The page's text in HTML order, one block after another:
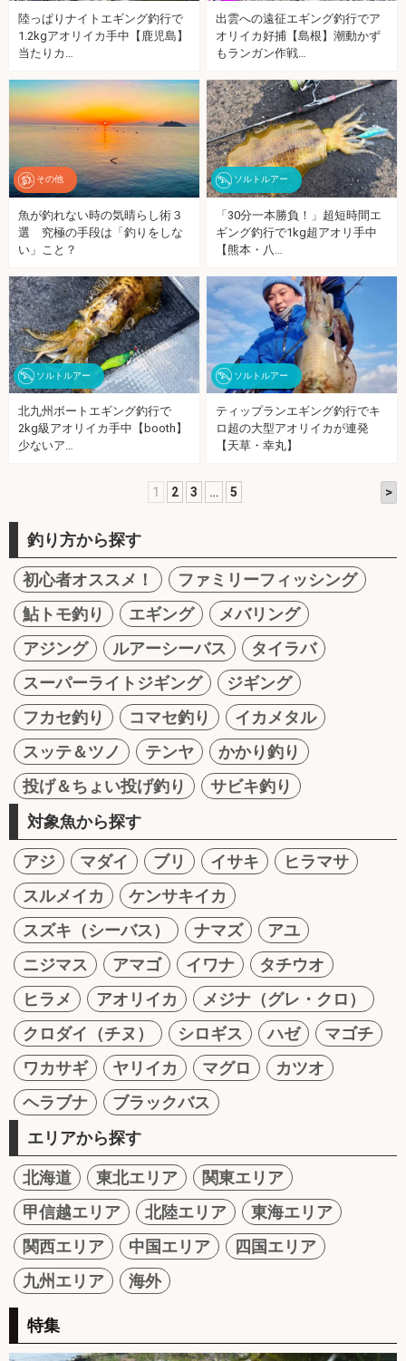
陸っぱりナイトエギング釣行で
1.2kgアオリイカ手中【鹿児島】
当たりカ…
出雲への遠征エギング釣行でア
オリイカ好捕【島根】潮動かず
もランガン作戦…
その他
魚が釣れない時の気晴らし術３
選 究極の手段は「釣りをしな
い」こと？
ソルトルアー
「30分一本勝負！」超短時間エ
ギング釣行で1kg超アオリ手中
【熊本・八…
ソルトルアー
北九州ボートエギング釣行で
2kg級アオリイカ手中【booth】
少ないア…
ソルトルアー
ティップランエギング釣行でキ
ロ超の大型アオリイカが連発
【天草・幸丸】
1 2 3 … 5 >
釣り方から探す
初心者オススメ！
ファミリーフィッシング
鮎トモ釣り
エギング
メバリング
アジング
ルアーシーバス
タイラバ
スーパーライトジギング
ジギング
フカセ釣り
コマセ釣り
イカメタル
スッテ＆ツノ
テンヤ
かかり釣り
投げ＆ちょい投げ釣り
サビキ釣り
対象魚から探す
アジ マダイ ブリ イサキ
ヒラマサ
スルメイカ
ケンサキイカ
スズキ（シーバス）
ナマズ
アユ
ニジマス
アマゴ イワナ
タチウオ
ヒラメ
アオリイカ
メジナ（グレ・クロ）
クロダイ（チヌ）
シロギス ハゼ
マゴチ
ワカサギ
ヤリイカ マグロ
カツオ
ヘラブナ
ブラックバス
エリアから探す
北海道 東北エリア
関東エリア
甲信越エリア
北陸エリア
東海エリア
関西エリア
中国エリア
四国エリア
九州エリア
海外
特集